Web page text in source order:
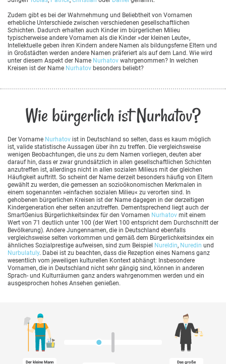
Zudem gibt es bei der Wahrnehmung und Beliebtheit von Vornamen
erhebliche Unterschiede zwischen verschiedenen gesellschaftlichen
Schichten. Dadurch erhalten auch Kinder im bürgerlichen Milieu
typischerweise andere Vornamen als die Kinder »der kleinen Leute«,
Intellektuelle geben ihren Kindern andere Namen als bildungsferne Eltern und
in Großstädten werden andere Namen präferiert als auf dem Land. Wie wird
unter diesem Aspekt der Name Nurhatov wahrgenommen? In welchen
Kreisen ist der Name Nurhatov besonders beliebt?
Wie bürgerlich ist Nurhatov?
Der Vorname Nurhatov ist in Deutschland so selten, dass es kaum möglich
ist, valide statistische Aussagen über ihn zu treffen. Die vergleichsweise
wenigen Beobachtungen, die uns zu dem Namen vorliegen, deuten aber
darauf hin, dass er zwar grundsätzlich in allen gesellschaftlichen Schichten
anzutreffen ist, allerdings nicht in allen sozialen Milieus mit der gleichen
Häufigkeit auftritt. So scheint der Name derzeit besonders häufig von Eltern
gewählt zu werden, die gemessen an sozioökonomischen Merkmalen in
einem sogenannten »einfachen sozialen Milieu« zu verorten sind. In
gehobenen bürgerlichen Kreisen ist der Name dagegen in der derzeitigen
Kindergeneration eher selten anzutreffen. Dementsprechend liegt auch der
SmartGenius Bürgerlichkeitsindex für den Vornamen Nurhatov mit einem
Wert von 71 deutlich unter 100 (der Wert 100 entspricht dem Durchschnitt der
Bevölkerung). Andere Jungennamen, die in Deutschland ebenfalls
vergleichsweise selten vorkommen und gemäß dem Bürgerlichkeitsindex ein
ähnliches Sozialprestige aufweisen, sind zum Beispiel Nureldin, Nuredin und
Nurbulatuly. Dabei ist zu beachten, dass die Rezeption eines Namens ganz
wesentlich vom jeweiligen kulturellen Kontext abhängt: Insbesondere
Vornamen, die in Deutschland nicht sehr gängig sind, können in anderen
Sprach- und Kulturräumen ganz anders wahrgenommen werden und ein
ausgesprochen hohes Ansehen genießen.
Der kleine Mann
Das große